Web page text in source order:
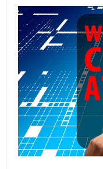
a
c
e
b
o
o
k
n
k
e
dI
n